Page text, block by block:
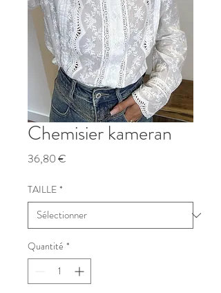
Chemisier kameran
36,80 €
TAILLE *
Quantité *